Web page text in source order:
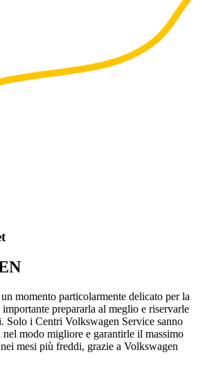
momento particolarmente delicato per la
importante prepararla al meglio e riservarle
Solo i Centri Volkswagen Service sanno
nel modo migliore e garantirle il massimo
mesi più freddi, grazie a Volkswagen